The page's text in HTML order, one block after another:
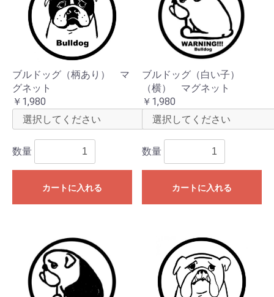
ブルドッグ（柄あり） マ
グネット
￥1,980
数量
カートに入れる
ブルドッグ（白い子）
（横） マグネット
￥1,980
数量
カートに入れる